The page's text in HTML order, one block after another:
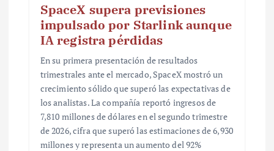
SpaceX supera previsiones
impulsado por Starlink aunque
IA registra pérdidas
En su primera presentación de resultados
trimestrales ante el mercado, SpaceX mostró un
crecimiento sólido que superó las expectativas de
los analistas. La compañía reportó ingresos de
7,810 millones de dólares en el segundo trimestre
de 2026, cifra que superó las estimaciones de 6,930
millones y representa un aumento del 92%